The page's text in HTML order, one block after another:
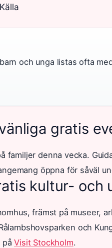
och unga listas ofta
gratis
familjer denna vecka.
öppna för såväl
kultur- och
främst på museer,
och
påVisit Stockholm.